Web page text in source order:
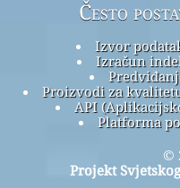
Često
Izvor
Izračun
Proizvodi za
API
Platforma
©
Projekt